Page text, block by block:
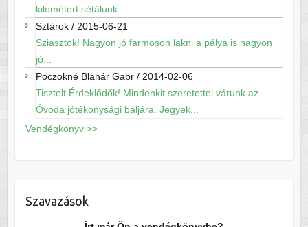
kilométert sétálunk...
Sztárok/ 2015-06-21
Sziasztok! Nagyon jó farmoson lakni a pálya is nagyon
jó...
Poczokné Blanár Gabr/ 2014-02-06
Tisztelt Érdeklődők! Mindenkit szeretettel várunk az
Óvoda jótékonysági báljára. Jegyek...
Vendégkönyv >>
Szavazások